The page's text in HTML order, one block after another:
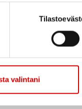
valintani
Sydänyhdistys
ei edellytä
833. Lähtö Vanhan